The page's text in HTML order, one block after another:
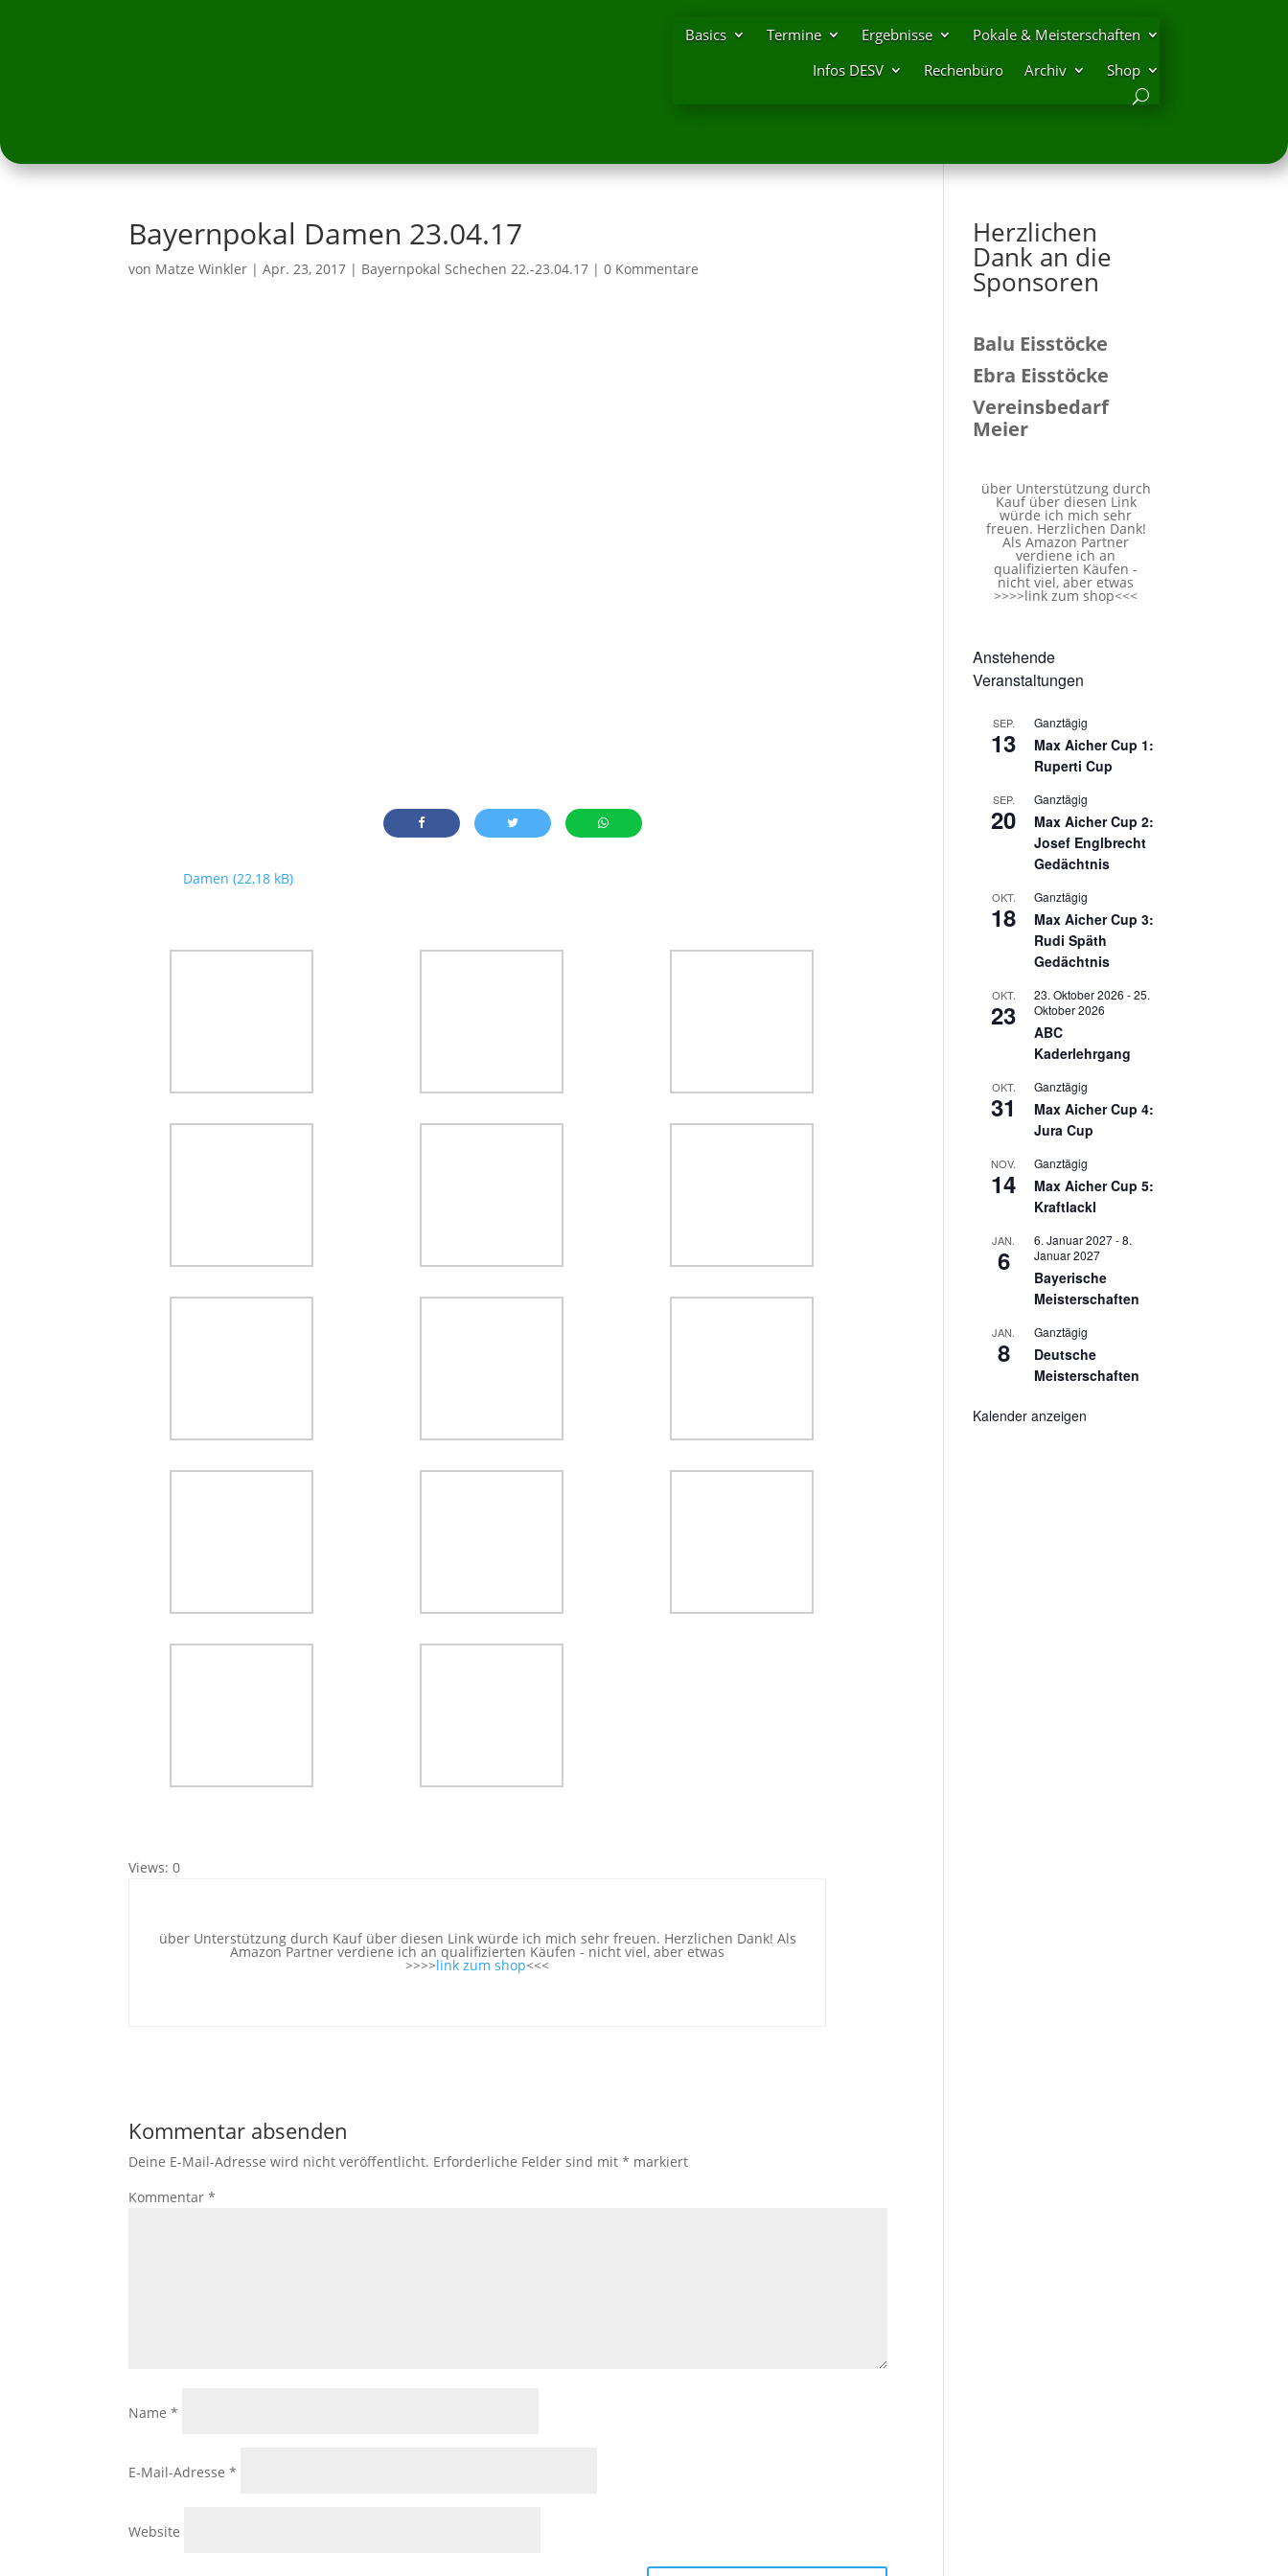
Basics Termine Ergebnisse
Pokale & Meisterschaften
Infos DESV
Rechenbüro Archiv Shop
Bayernpokal Damen 23.04.17
von Matze Winkler |Apr. 23, 2017 | Bayernpokal Schechen 22.-23.04.17 |0 Kommentare
Damen
Views: 0
über Unterstützung durch Kauf über diesen Link würde ich mich sehr freuen. Herzlichen Dank! Als
Amazon Partner verdiene ich an qualifizierten Käufen - nicht viel, aber etwas
>>>>link zum shop<<<
Kommentar absenden
Deine E-Mail-Adresse wird nicht veröffentlicht. Erforderliche Felder sind mit* markiert
Kommentar*
Name*
E-Mail-Adresse*
Website
Herzlichen
Dank an die
Sponsoren
Balu Eisstöcke
Ebra Eisstöcke
Vereinsbedarf
Meier
über Unterstützung durch
Kauf über diesen Link
würde ich mich sehr
freuen. Herzlichen Dank!
Als Amazon Partner
verdiene ich an
qualifizierten Käufen -
nicht viel, aber etwas
>>>>link zum shop<<<
Anstehende
Veranstaltungen
SEP.
13
Ganztägig
Max Aicher Cup 1:
Ruperti Cup
SEP.
20
Ganztägig
Max Aicher Cup 2:
Josef Englbrecht
Gedächtnis
OKT.
18
Ganztägig
Max Aicher Cup 3:
Rudi Späth
Gedächtnis
OKT.
23
23. Oktober 2026 -25.
Oktober 2026
ABC
Kaderlehrgang
OKT.
31
Ganztägig
Max Aicher Cup 4:
Jura Cup
NOV.
14
Ganztägig
Max Aicher Cup 5:
Kraftlackl
JAN.
6
6. Januar 2027-8.
Januar 2027
Bayerische
Meisterschaften
JAN.
8
Ganztägig
Deutsche
Meisterschaften
Kalender anzeigen